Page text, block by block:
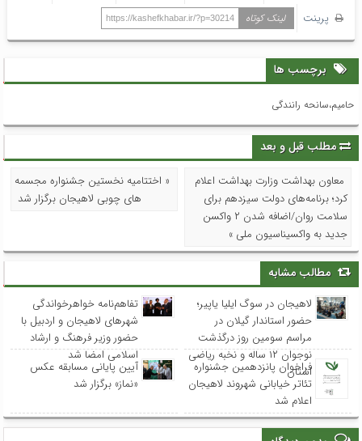
پرینت
لینک کوتاه https://kashefkhabar.ir/?p=30214
برچسب ها
حامیم،سانحه رانندگی
مطلب قبل و بعد
معاون بهداشت وزارت بهداشت اعلام
کرد؛ برنامه‌های دولت سیزدهم برای
سلامت روان/اضافه شدن ۲ واکسن
جدید به واکسیناسیون ملی »
« اختتامیه نخستین جشنواره مجسمه
های چوبی لاهیجان برگزار شد
مطالب مشابه
لاهیجان در سوگ ایلیا یاپیر؛
حضور استاندار گیلان در
مراسم سومین روز درگذشت
نوجوان ۱۲ ساله و نخبه ریاضی
استان
تفاهم‌نامه خواهرخواندگی
شهرهای لاهیجان و اردبیل با
حضور وزیر فرهنگ و ارشاد
اسلامی امضا شد
فراخوان پانزدهمین جشنواره
تئاتر خیابانی شهروند لاهیجان
اعلام شد
آیین پایانی مسابقه عکس
«نماز» برگزار شد